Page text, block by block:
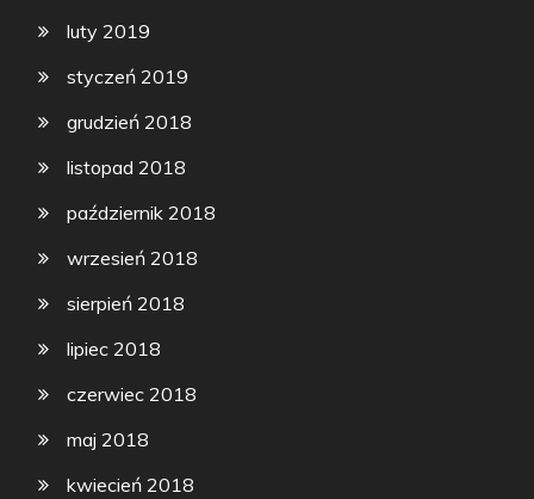
luty 2019
styczeń 2019
grudzień 2018
listopad 2018
październik 2018
wrzesień 2018
sierpień 2018
lipiec 2018
czerwiec 2018
maj 2018
kwiecień 2018